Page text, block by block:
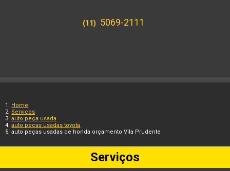
(11) 5069-2111
Home
Serviços
auto peça usada
auto peças usadas toyota
auto peças usadas de honda orçamento Vila Prudente
Serviços